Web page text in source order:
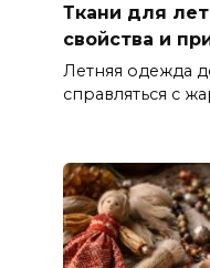
Ткани для
свойства и
Летняя одежда
справляться с